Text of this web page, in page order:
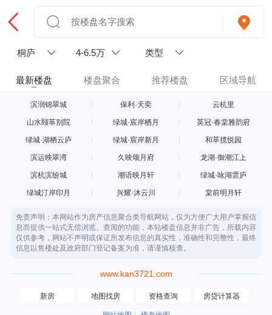
桐庐 4-6.5万 类型
最新楼盘 楼盘聚合 推荐楼盘 区域导航
滨润锦翠城 保利·天奕 云杭里
山水颐萃别院 绿城·宸岸栖月 英冠·春棠雅韵府
绿城·湖栖云庐 绿城·宸岸新月 和萃揽悦园
滨运映翠湾 久映颂月府 龙湖·御潮江上
滨杭滨纷城 潮语映月轩 绿城·咏湖雲庐
绿城汀岸印月 兴耀·沐云川 棠前明月轩
免责声明：本网站作为房产信息聚合类导航网站，仅为方便广大用户掌握信
息而提供一站式无偿浏览、查阅的功能，本站楼盘信息并非广告，所载内容
仅供参考，网站不声明或保证所发布信息的真实性，准确性和完整性，最终
信息以售楼处及政府部门登记备案为准，请谨慎核查。
www.kan3721.com
新房 地图找房 资格查询 房贷计算器